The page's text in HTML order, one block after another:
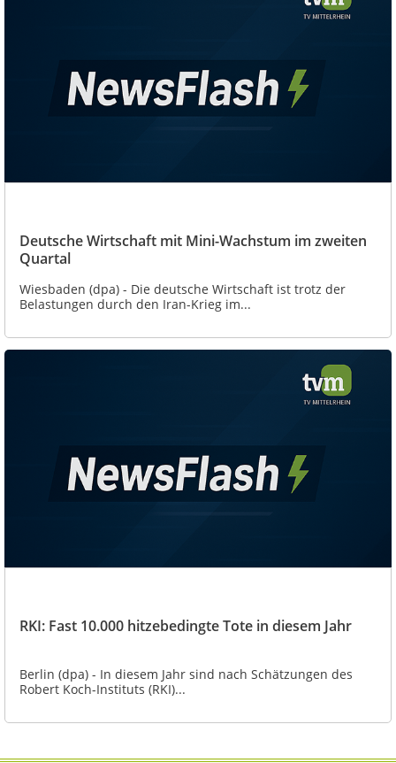
Deutsche Wirtschaft mit Mini-Wachstum im zweiten
Quartal
Wiesbaden (dpa) - Die deutsche Wirtschaft ist trotz der
Belastungen durch den Iran-Krieg im...
RKI: Fast 10.000 hitzebedingte Tote in diesem Jahr
Berlin (dpa) - In diesem Jahr sind nach Schätzungen des
Robert Koch-Instituts (RKI)...